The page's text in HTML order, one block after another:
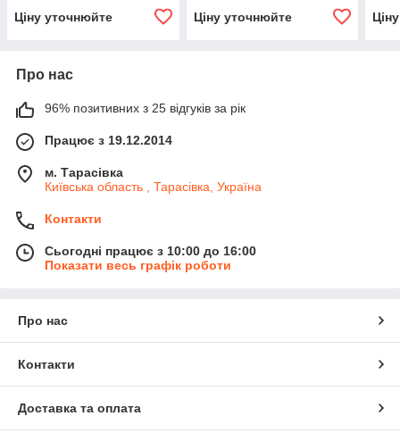
Ціну уточнюйте Ціну уточнюйте
Про нас
96% позитивних з 25 відгуків за рік
Працює з 19.12.2014
м. Тарасівка
Київська область , Тарасівка, Україна
Контакти
Сьогодні працює з 10:00 до 16:00
Показати весь графік роботи
Про нас
Контакти
Доставка та оплата